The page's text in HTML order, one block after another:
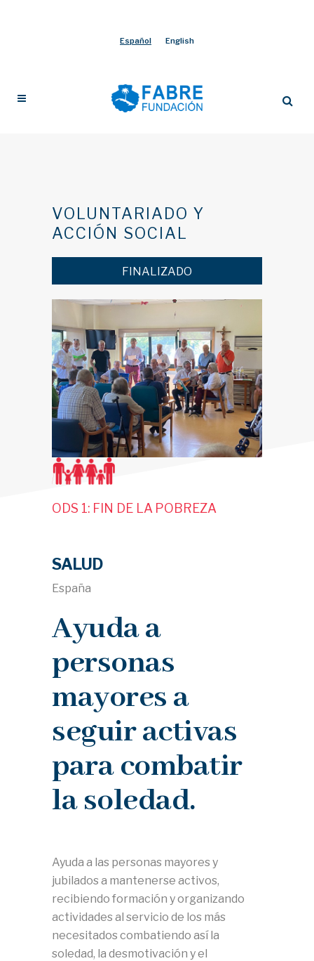
Español English
VOLUNTARIADO Y
ACCIÓN SOCIAL
FINALIZADO
ODS 1: FIN DE LA POBREZA
SALUD
España
Ayuda a
personas
mayores a
seguir activas
para combatir
la soledad.
Ayuda a las personas mayores y
jubilados a mantenerse activos,
recibiendo formación y organizando
actividades al servicio de los más
necesitados combatiendo así la
soledad, la desmotivación y el